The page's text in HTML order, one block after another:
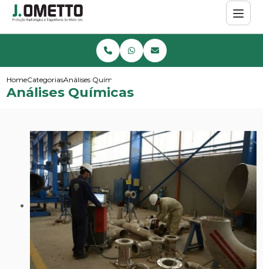
HomeCategoriasAnálises Químicas
Análises Químicas